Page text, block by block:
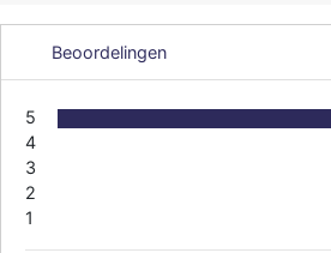
Beoordelingen
5
4
3
2
1